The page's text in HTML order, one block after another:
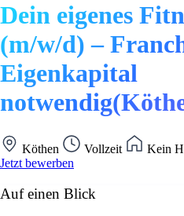
Dein eigenes
(m/w/d) –
Eigenkapital
Köthen Vollzeit
Kein
Jetzt bewerben
Auf einen Blick